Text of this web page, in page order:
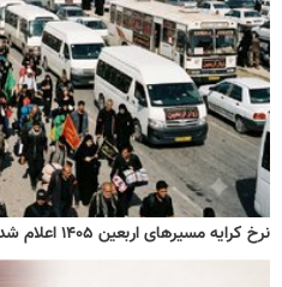
نرخ کرایه مسیرهای اربعین ۱۴۰۵ اعلام شد